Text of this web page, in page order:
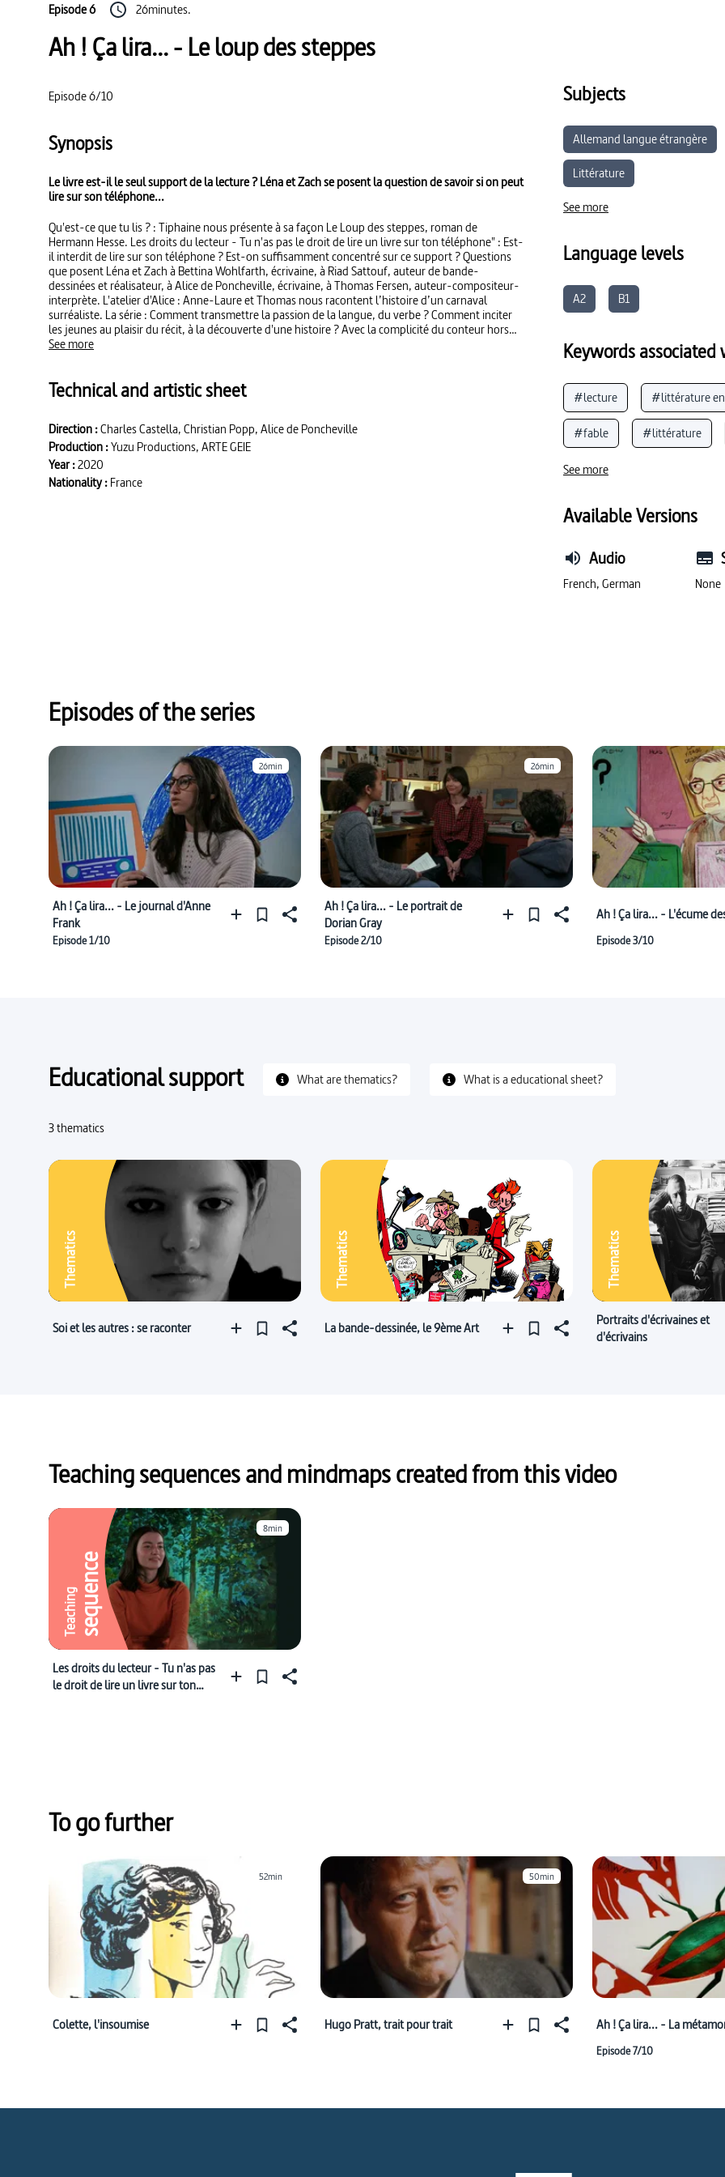
Episode 6 26minutes.
Ah ! Ça lira... - Le loup des steppes
Episode 6/10
Synopsis
Le livre est-il le seul support de la lecture ? Léna et Zach se posent la question de savoir si on peut
lire sur son téléphone...
Qu'est-ce que tu lis ? : Tiphaine nous présente à sa façon Le Loup des steppes, roman de
Hermann Hesse. Les droits du lecteur - Tu n'as pas le droit de lire un livre sur ton téléphone" : Est-
il interdit de lire sur son téléphone ? Est-on suffisamment concentré sur ce support ? Questions
que posent Léna et Zach à Bettina Wohlfarth, écrivaine, à Riad Sattouf, auteur de bande-
dessinées et réalisateur, à Alice de Poncheville, écrivaine, à Thomas Fersen, auteur-compositeur-
interprète. L'atelier d'Alice : Anne-Laure et Thomas nous racontent l’histoire d’un carnaval
surréaliste. La série : Comment transmettre la passion de la langue, du verbe ? Comment inciter
les jeunes au plaisir du récit, à la découverte d'une histoire ? Avec la complicité du conteur hors
pair qu'est Daniel Pennac, Ah ! Ça lira... relève ce défi et donne envie de lire... et d'écrire.
See more
Technical and artistic sheet
Direction :Charles Castella, Christian Popp, Alice de Poncheville
Production :Yuzu Productions, ARTE GEIE
Year :2020
Nationality :France
Subjects
Allemand langue étrangère
Littérature
See more
Language levels
A2 B1
Keywords
#lecture #littérature
#fable #littérature
#téléphone
See more
Available Versions
Audio
French, German None
Episodes of the series
26min
Ah ! Ça lira... - Le journal d'Anne
Frank
Episode 1/10
26min
Ah ! Ça lira... - Le portrait de
Dorian Gray
Episode 2/10
Ah ! Ça lira... - L'écume
Episode 3/10
Educational support What are thematics? What is a educational sheet?
3 thematics
Thematics
Soi et les autres : se raconter
Thematics
La bande-dessinée, le 9ème Art
Thematics
Portraits d'écrivaines et
d'écrivains
Teaching sequences and mindmaps created from this video
Teachingsequence
8min
Les droits du lecteur - Tu n'as pas
le droit de lire un livre sur ton
To go further
52min
Colette, l'insoumise
50min
Hugo Pratt, trait pour trait Ah ! Ça lira... - La
Episode 7/10